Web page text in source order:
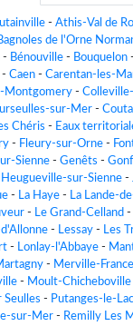
- Athis-Val de
de l'Orne
- Bénouville - Bouquelon -
- Caen - Carentan-les-
Montgomery -
sur-Mer -
Chéris - Eaux
- Fleury-sur-Orne -
Sienne - Genêts -
Heugueville-sur-Sienne -
- La Haye - La Lande-
- Le Grand-Celland -
- Lessay - Les
- Lonlay-l'Abbaye -
- Merville-
- Moult-Chicheboville
Seulles - Putanges-le-Lac
sur-Mer - Remilly Les